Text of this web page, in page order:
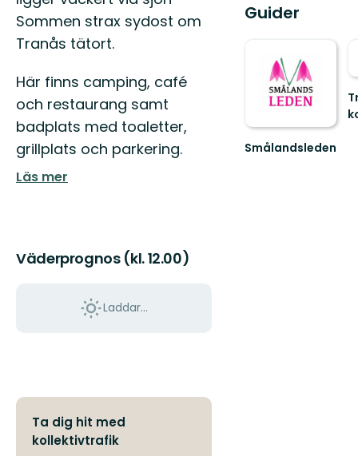
Sommen strax sydost om
Tranås tätort.
Här finns camping, café
och restaurang samt
badplats med toaletter,
grillplats och parkering.
Läs mer
Väderprognos (kl. 12.00)
Laddar...
Ta dig hit med
kollektivtrafik
Guider
Smålandsleden